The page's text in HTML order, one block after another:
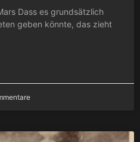
Dass es grundsätzlich
geben könnte, das zieht